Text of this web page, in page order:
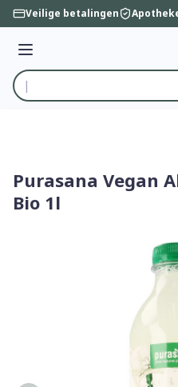
Ga naar de inhoud
Veilige betalingen
Menu
Product, merk, categorie...
Purasana Vegan
Bio 1l